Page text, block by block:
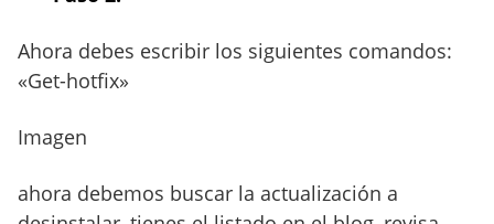
Ahora debes escribir los siguientes comandos:
«Get-hotfix»
Imagen
ahora debemos buscar la actualización a